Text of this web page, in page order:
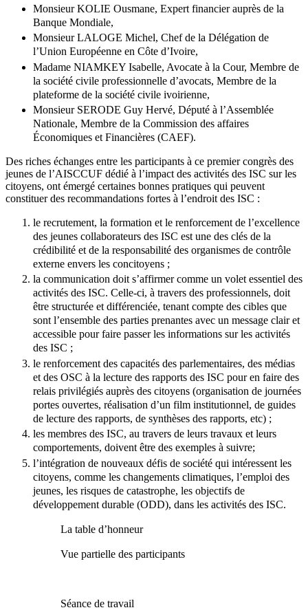
Monsieur KOLIE Ousmane, Expert financier auprès de la
Banque Mondiale,
Monsieur LALOGE Michel, Chef de la Délégation de
l’Union Européenne en Côte d’Ivoire,
Madame NIAMKEY Isabelle, Avocate à la Cour, Membre de
la société civile professionnelle d’avocats, Membre de la
plateforme de la société civile ivoirienne,
Monsieur SERODE Guy Hervé, Député à l’Assemblée
Nationale, Membre de la Commission des affaires
Économiques et Financières (CAEF).
Des riches échanges entre les participants à ce premier congrès des
jeunes de l’AISCCUF dédié à l’impact des activités des ISC sur les
citoyens, ont émergé certaines bonnes pratiques qui peuvent
constituer des recommandations fortes à l’endroit des ISC :
le recrutement, la formation et le renforcement de l’excellence
des jeunes collaborateurs des ISC est une des clés de la
crédibilité et de la responsabilité des organismes de contrôle
externe envers les concitoyens ;
la communication doit s’affirmer comme un volet essentiel des
activités des ISC. Celle-ci, à travers des professionnels, doit
être structurée et différenciée, tenant compte des cibles que
sont l’ensemble des parties prenantes avec un message clair et
accessible pour faire passer les informations sur les activités
des ISC ;
le renforcement des capacités des parlementaires, des médias
et des OSC à la lecture des rapports des ISC pour en faire des
relais privilégiés auprès des citoyens (organisation de journées
portes ouvertes, réalisation d’un film institutionnel, de guides
de lecture des rapports, de synthèses des rapports, etc) ;
les membres des ISC, au travers de leurs travaux et leurs
comportements, doivent être des exemples à suivre;
l’intégration de nouveaux défis de société qui intéressent les
citoyens, comme les changements climatiques, l’emploi des
jeunes, les risques de catastrophe, les objectifs de
développement durable (ODD), dans les activités des ISC.
La table d’honneur
Vue partielle des participants
Séance de travail